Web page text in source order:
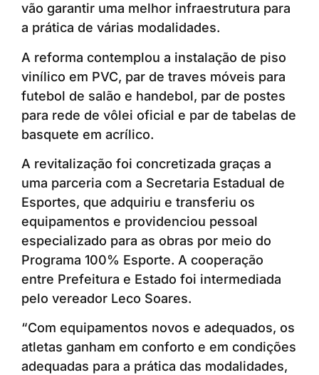
vão garantir uma melhor infraestrutura para
a prática de várias modalidades.
A reforma contemplou a instalação de piso
vinílico em PVC, par de traves móveis para
futebol de salão e handebol, par de postes
para rede de vôlei oficial e par de tabelas de
basquete em acrílico.
A revitalização foi concretizada graças a
uma parceria com a Secretaria Estadual de
Esportes, que adquiriu e transferiu os
equipamentos e providenciou pessoal
especializado para as obras por meio do
Programa 100% Esporte. A cooperação
entre Prefeitura e Estado foi intermediada
pelo vereador Leco Soares.
“Com equipamentos novos e adequados, os
atletas ganham em conforto e em condições
adequadas para a prática das modalidades,